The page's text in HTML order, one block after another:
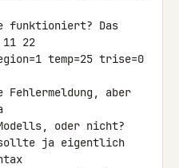
funktioniert? Das
22
temp=25 trise=0
aber
oder nicht?
sollte ja eigentlich